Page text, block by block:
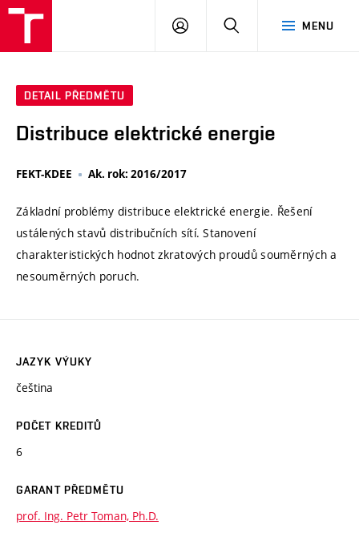
MENU
PŘIHLÁSIT
DETAIL PŘEDMĚTU
Distribuce elektrické energie
FEKT-KDEE Ak. rok: 2016/2017
Základní problémy distribuce elektrické energie. Řešení
ustálených stavů distribučních sítí. Stanovení
charakteristických hodnot zkratových proudů souměrných a
nesouměrných poruch.
JAZYK VÝUKY
čeština
POČET KREDITŮ
6
GARANT PŘEDMĚTU
prof. Ing. Petr Toman, Ph.D.